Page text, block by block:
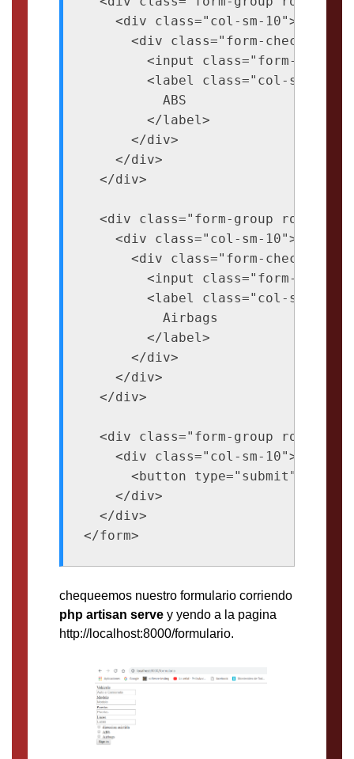
    <div class="col-sm-10">
      <div class="form-check">
<input class="form-check-
<label class="col-sm-2
          ABS
        </label>
      </div>
    </div>
  </div>
  <div class="form-group row">
    <div class="col-sm-10">
      <div class="form-check">
<input class="form-check-
<label class="col-sm-2
          Airbags
        </label>
      </div>
    </div>
  </div>
  <div class="form-group row">
    <div class="col-sm-10">
<button type="submit"
    </div>
  </div>
chequeemos nuestro formulario corriendo
php artisan serve y yendo a la pagina
http://localhost:8000/formulario.